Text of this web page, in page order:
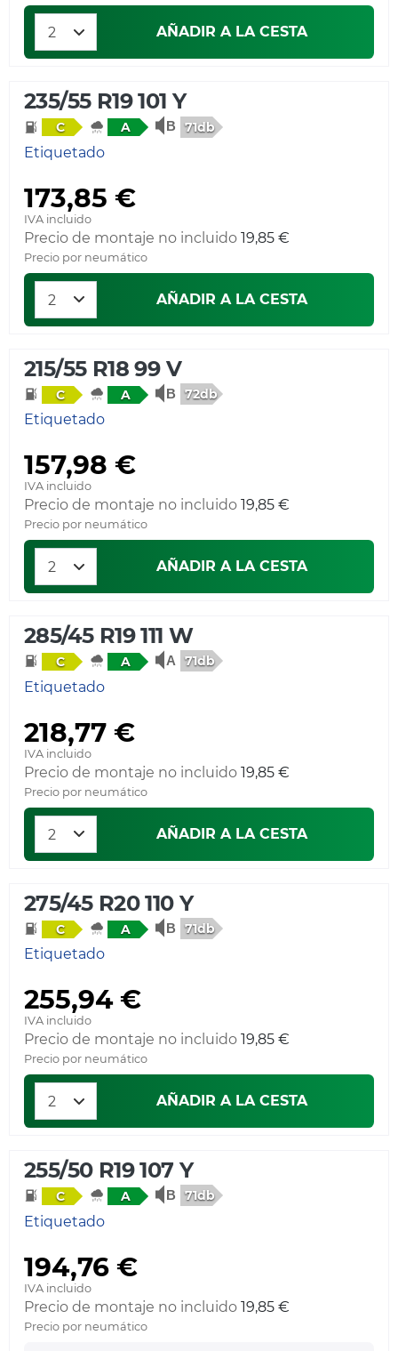
AÑADIR A LA CESTA
235/55 R19 101 Y
C A 71db
Etiquetado
173,85 €
IVA incluido
Precio de montaje no incluido 19,85 €
Precio por neumático
AÑADIR A LA CESTA
215/55 R18 99 V
C A 72db
Etiquetado
157,98 €
IVA incluido
Precio de montaje no incluido 19,85 €
Precio por neumático
AÑADIR A LA CESTA
285/45 R19 111 W
C A 71db
Etiquetado
218,77 €
IVA incluido
Precio de montaje no incluido 19,85 €
Precio por neumático
AÑADIR A LA CESTA
275/45 R20 110 Y
C A 71db
Etiquetado
255,94 €
IVA incluido
Precio de montaje no incluido 19,85 €
Precio por neumático
AÑADIR A LA CESTA
255/50 R19 107 Y
C A 71db
Etiquetado
194,76 €
IVA incluido
Precio de montaje no incluido 19,85 €
Precio por neumático